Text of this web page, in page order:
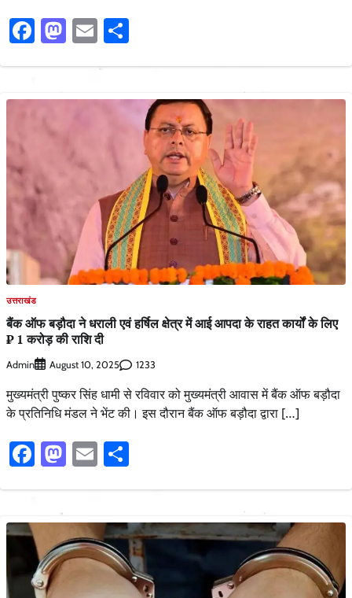
Facebook
Mastodon
Email
उत्तराखंड
बैंक ऑफ बड़ौदा ने धराली एवं हर्षिल क्षेत्र में आई आपदा के राहत कार्यों के लिए
₹ 1 करोड़ की राशि दी
Admin August 10, 2025 1233
मुख्यमंत्री पुष्कर सिंह धामी से रविवार को मुख्यमंत्री आवास में बैंक ऑफ बड़ौदा
के प्रतिनिधि मंडल ने भेंट की। इस दौरान बैंक ऑफ बड़ौदा द्वारा […]
Facebook
Mastodon
Email